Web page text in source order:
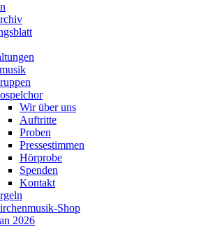
Wir über uns
Auftritte
Proben
Pressestimmen
Hörprobe
Spenden
Kontakt
Shop
2026